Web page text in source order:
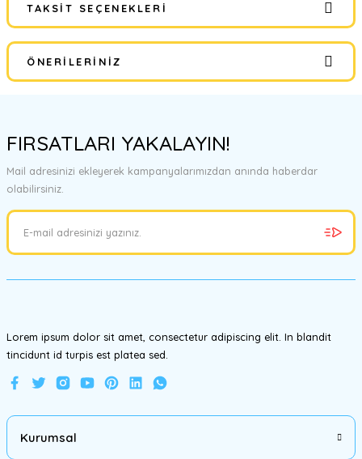
Bu ürüne ilk yorumu siz yapın!
Yorum Yaz
TAKSIT SEÇENEKLERI
ÖNERILERINIZ
tarafımıza iletebilirsiniz.
Görüş ve önerileriniz için teşekkür ederiz.
Ürün resmi kalitesiz, bozuk veya görüntülenemiyor.
Ürün bilgilerinde hatalar bulunuyor.
FIRSATLARI YAKALAYIN!
Mail adresinizi ekleyerek kampanyalarımızdan anında haberdar
olabilirsiniz.
Lorem ipsum dolor sit amet, consectetur adipiscing elit. In blandit
tincidunt id turpis est platea sed.
Kurumsal